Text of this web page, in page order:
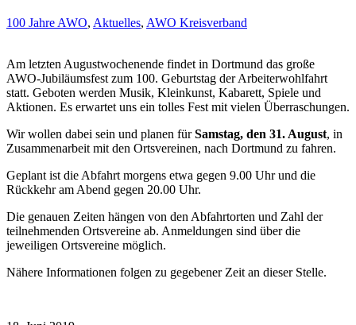
100 Jahre AWO, Aktuelles, AWO Kreisverband
Am letzten Augustwochenende findet in Dortmund das große
AWO-Jubiläumsfest zum 100. Geburtstag der Arbeiterwohlfahrt
statt. Geboten werden Musik, Kleinkunst, Kabarett, Spiele und
Aktionen. Es erwartet uns ein tolles Fest mit vielen Überraschungen.
Wir wollen dabei sein und planen fürSamstag, den 31. August, in
Zusammenarbeit mit den Ortsvereinen, nach Dortmund zu fahren.
Geplant ist die Abfahrt morgens etwa gegen 9.00 Uhr und die
Rückkehr am Abend gegen 20.00 Uhr.
Die genauen Zeiten hängen von den Abfahrtorten und Zahl der
teilnehmenden Ortsvereine ab. Anmeldungen sind über die
jeweiligen Ortsvereine möglich.
Nähere Informationen folgen zu gegebener Zeit an dieser Stelle.